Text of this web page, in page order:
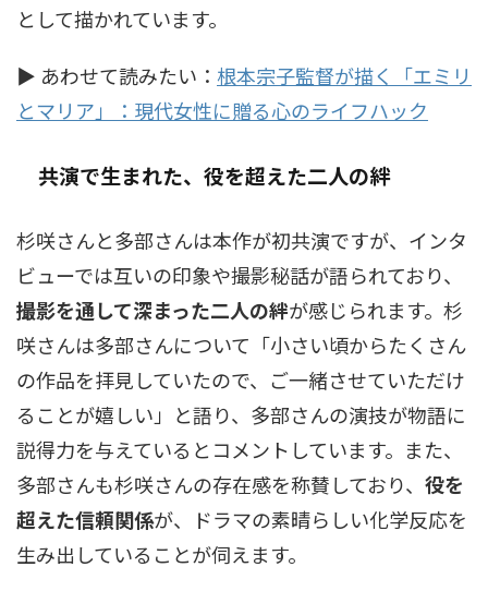
として描かれています。
▶ あわせて読みたい： 根本宗子監督が描く「エミリ
とマリア」：現代女性に贈る心のライフハック
共演で生まれた、役を超えた二人の絆
杉咲さんと多部さんは本作が初共演ですが、インタ
ビューでは互いの印象や撮影秘話が語られており、
撮影を通して深まった二人の絆が感じられます。杉
咲さんは多部さんについて「小さい頃からたくさん
の作品を拝見していたので、ご一緒させていただけ
ることが嬉しい」と語り、多部さんの演技が物語に
説得力を与えているとコメントしています。また、
多部さんも杉咲さんの存在感を称賛しており、 役を
超えた信頼関係が、ドラマの素晴らしい化学反応を
生み出していることが伺えます。